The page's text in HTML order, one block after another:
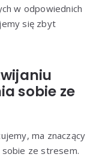
w odpowiednich
się zbyt
sobie ze
ma znaczący
sobie ze stresem.